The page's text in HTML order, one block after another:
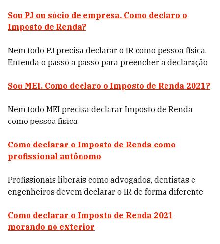
Sou PJ ou sócio de empresa. Como declaro o
Imposto de Renda?
Nem todo PJ precisa declarar o IR como pessoa física.
Entenda o passo a passo para preencher a declaração
Sou MEI. Como declaro o Imposto de Renda 2021?
Nem todo MEI precisa declarar Imposto de Renda
como pessoa física
Como declarar o Imposto de Renda como
profissional autônomo
Profissionais liberais como advogados, dentistas e
engenheiros devem declarar o IR de forma diferente
Como declarar o Imposto de Renda 2021
morando no exterior